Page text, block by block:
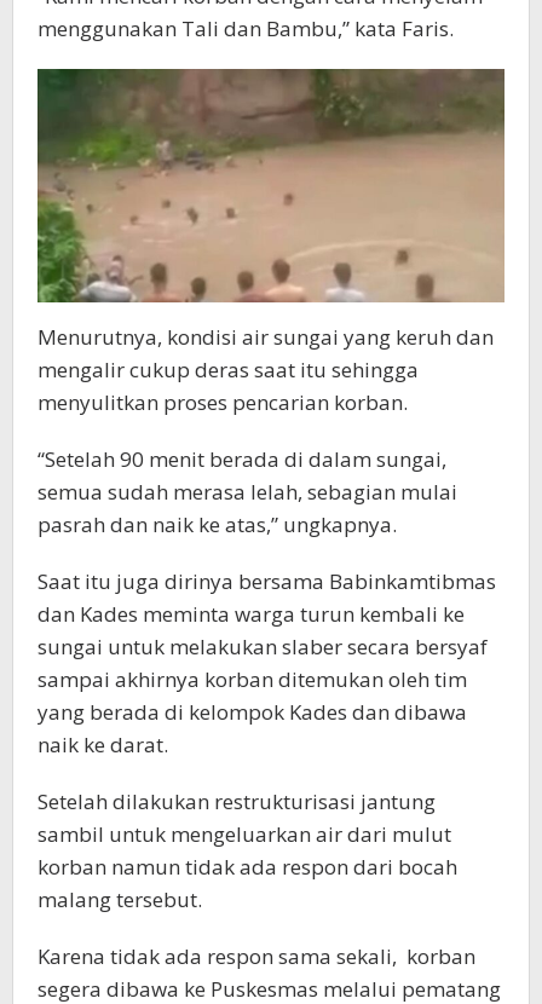
menggunakan Tali dan Bambu,” kata Faris.
Menurutnya, kondisi air sungai yang keruh dan
mengalir cukup deras saat itu sehingga
menyulitkan proses pencarian korban.
“Setelah 90 menit berada di dalam sungai,
semua sudah merasa lelah, sebagian mulai
pasrah dan naik ke atas,” ungkapnya.
Saat itu juga dirinya bersama Babinkamtibmas
dan Kades meminta warga turun kembali ke
sungai untuk melakukan slaber secara bersyaf
sampai akhirnya korban ditemukan oleh tim
yang berada di kelompok Kades dan dibawa
naik ke darat.
Setelah dilakukan restrukturisasi jantung
sambil untuk mengeluarkan air dari mulut
korban namun tidak ada respon dari bocah
malang tersebut.
Karena tidak ada respon sama sekali, korban
segera dibawa ke Puskesmas melalui pematang